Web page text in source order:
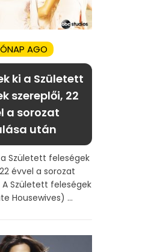
AGO
ki a Született
szereplői, 22
a sorozat
után
Született feleségek
évvel a sorozat
Született feleségek
Housewives) ...